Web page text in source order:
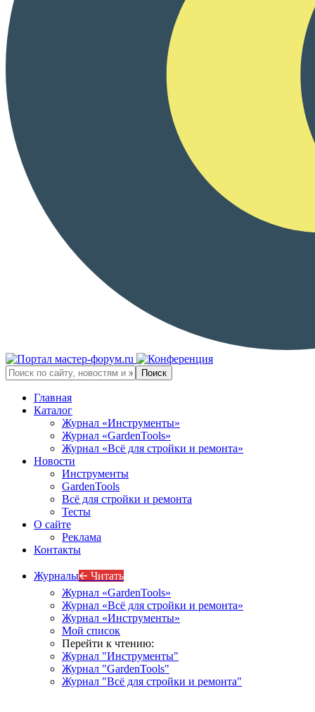
Главная
Каталог
Журнал «Инструменты»
Журнал «GardenTools»
Журнал «Всё для стройки и ремонта»
Новости
Инструменты
GardenTools
Всё для стройки и ремонта
Тесты
О сайте
Реклама
Контакты
Журналы🡨 Читать
Журнал «GardenTools»
Журнал «Всё для стройки и ремонта»
Журнал «Инструменты»
Мой список
Перейти к чтению:
Журнал "Инструменты"
Журнал "GardenTools"
Журнал "Всё для стройки и ремонта"